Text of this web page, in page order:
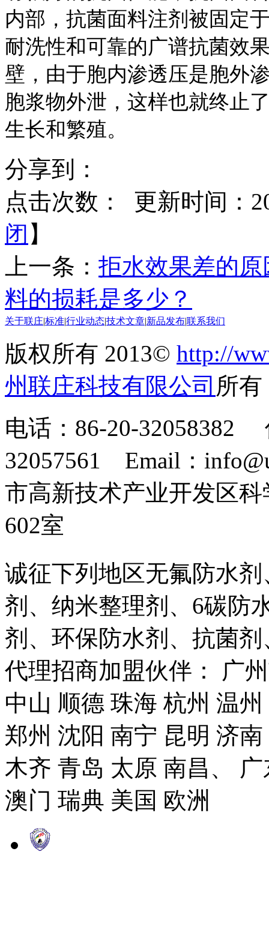
内部，抗菌面料注剂被固定
耐洗性和可靠的广谱抗菌效
壁，由于胞内渗透压是胞外
胞浆物外泄，这样也就终止
生长和繁殖。
分享到：
点击次数：
更新时间：
闭 】
上一条： 拒水效果差的原
料的损耗是多少？
关于联庄标准行业动态技术文章 新品发布联系我们
版权所有 2013© http://
州联庄科技有限公司 所
电话：86-20-32058382
32057561 Email：
市高新技术产业开发区
602室
诚征下列地区无氟防水
剂、纳米整理剂、6碳防
剂、环保防水剂、抗菌
代理招商加盟伙伴： 广
中山 顺德 珠海 杭州 温
郑州 沈阳 南宁 昆明 济
木齐 青岛 太原 南昌、
澳门 瑞典 美国 欧洲